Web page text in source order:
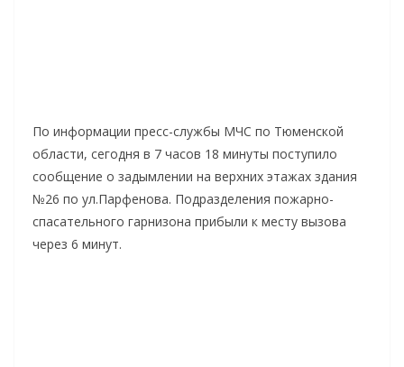
По информации пресс-службы МЧС по Тюменской
области, сегодня в 7 часов 18 минуты поступило
сообщение о задымлении на верхних этажах здания
№26 по ул.Парфенова. Подразделения пожарно-
спасательного гарнизона прибыли к месту вызова
через 6 минут.